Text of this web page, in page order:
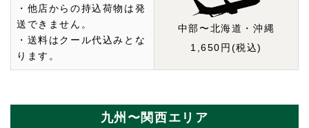
・他店からの持込荷物は発
送できません。
・送料はクール代込みとな
ります。
中部〜北海道・沖縄
1,650円(税込)
九州〜関西エリア